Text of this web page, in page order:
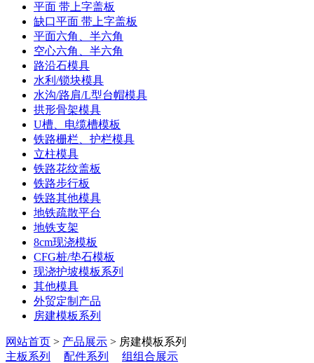
平面 带上字盖板
缺口平面 带上字盖板
平面六角、半六角
空心六角、半六角
路沿石模具
水利/锁块模具
水沟/路肩/L型台帽模具
拱形骨架模具
U槽、电缆槽模板
铁路栅栏、护栏模具
立柱模具
铁路花纹盖板
铁路步行板
铁路其他模具
地铁疏散平台
地铁支架
8cm现浇模板
CFG桩/垫石模板
现浇护坡模板系列
其他模具
外贸定制产品
房建模板系列
网站首页 > 产品展示 > 房建模板系列
主板系列
配件系列 组组合展示